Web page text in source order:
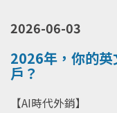
2026-06-03
2026年，你的
戶？
【AI時代外銷】